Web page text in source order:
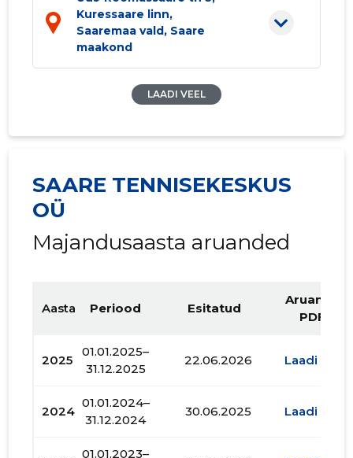
Kuressaare linn,
Saaremaa vald, Saare
maakond
LAADI VEEL
SAARE TENNISEKESKUS
OÜ
Majandusaasta aruanded
Aasta Periood Esitatud
Aruande
PDF
2025
01.01.2025–
31.12.2025
22.06.2026 Laadi alla
2024
01.01.2024–
31.12.2024
30.06.2025 Laadi alla
01.01.2023–